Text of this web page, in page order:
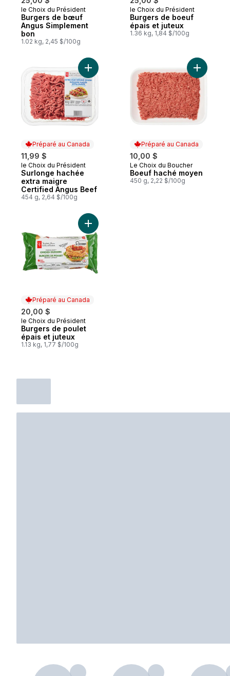
Préparé au Canada
le Choix du Président
Burgers de bœuf
Angus Simplement
bon
1.02 kg, 2,45 $/100g
Préparé au Canada
le Choix du Président
Burgers de boeuf
épais et juteux
1.36 kg, 1,84 $/100g
Préparé au Canada
11,99 $
Préparé au Canada
le Choix du Président
Surlonge hachée
extra maigre
Certified Angus Beef
454 g, 2,64 $/100g
Ajouter Surlonge hachée extra maigre
Préparé au Canada
10,00 $
Préparé au Canada
Le Choix du Boucher
Boeuf haché moyen
450 g, 2,22 $/100g
Ajouter
Préparé au Canada
20,00 $
Préparé au Canada
le Choix du Président
Burgers de poulet
épais et juteux
1.13 kg, 1,77 $/100g
Ajouter Burgers de poulet épais et juteux